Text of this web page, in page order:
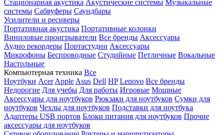
Стационарная акустика Акустические системы Музыкальные
системы Сабвуферы Саундбары
Усилители и ресиверы
Портативная акустика Портативные колонки
Виниловые проигрыватели Все бренды Аксессуары
Аудио рекордеры Портастудии Аксессуары
Микрофоны Беспроводные Студийные Петличные Вокальные
Настольные
Компьютерная техника Все
Ноутбуки Acer Apple Asus Dell HP Lenovo Все бренды
Недорогие Для учебы Для работы Игровые Мощные
Аксессуары для ноутбуков Рюкзаки для ноутбуков Сумки для
ноутбуков Чехлы для ноутбуков Подставки для ноутбука
Адаптеры USB портов Блоки питания для ноутбуков Прочие
аксессуары для ноутбуков